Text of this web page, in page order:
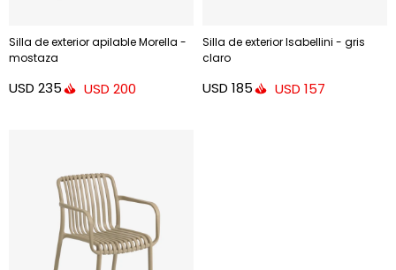
Silla de exterior apilable Morella -
mostaza
USD 235 USD 200
Silla de exterior Isabellini - gris
claro
USD 185 USD 157